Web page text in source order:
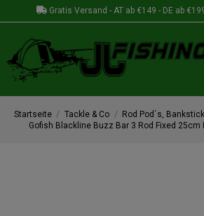
Gratis Versand - AT ab €149 - DE ab
Startseite Tackle & Co
Rod Pod´s,
Gofish Blackline Buzz Bar 3 Rod Fixed 25cm